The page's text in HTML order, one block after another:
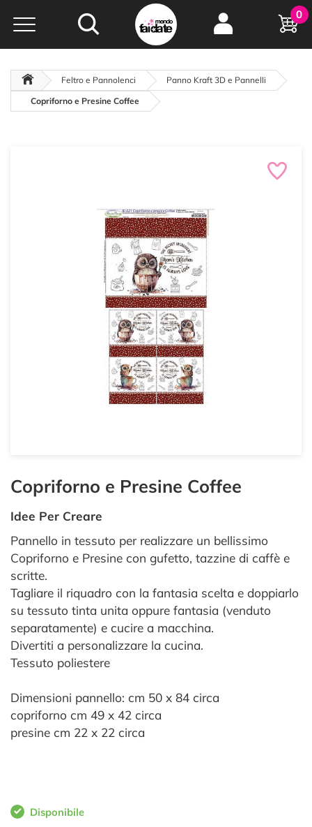
Hobby e
creatività...
oltre 15 anni online
0
Feltro e Pannolenci
Panno Kraft 3D e Pannelli
Copriforno e Presine Coffee
Copriforno e Presine Coffee
Idee Per Creare
Pannello in tessuto per realizzare un bellissimo
Copriforno e Presine con gufetto, tazzine di caffè e
scritte.
Tagliare il riquadro con la fantasia scelta e doppiarlo
su tessuto tinta unita oppure fantasia (venduto
separatamente) e cucire a macchina.
Divertiti a personalizzare la cucina.
Tessuto poliestere
Dimensioni pannello: cm 50 x 84 circa
copriforno cm 49 x 42 circa
presine cm 22 x 22 circa
Disponibile